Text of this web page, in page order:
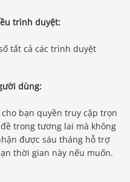
trình duyệt:
tất cả các trình duyệt
dùng:
bạn quyền truy cập trọn
trong tương lai mà không
được sáu tháng hỗ trợ
thời gian này nếu muốn.